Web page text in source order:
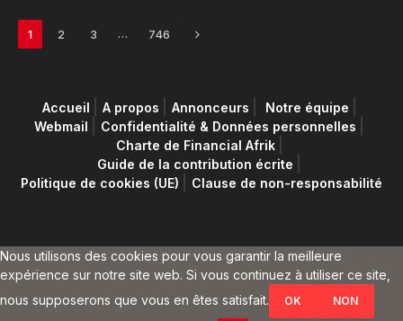
1 2 3 … 746 Next
Accueil A propos Annonceurs
Notre équipe
Webmail
Confidentialité & Données personnelles
Charte de Financial Afrik
Guide de la contribution écrite
Politique de cookies (UE)
Clause de non-responsabilité
Nous utilisons des cookies pour vous garantir la meilleure
expérience sur notre site web. Si vous continuez à utiliser ce site,
nous supposerons que vous en êtes satisfait.
OK NON